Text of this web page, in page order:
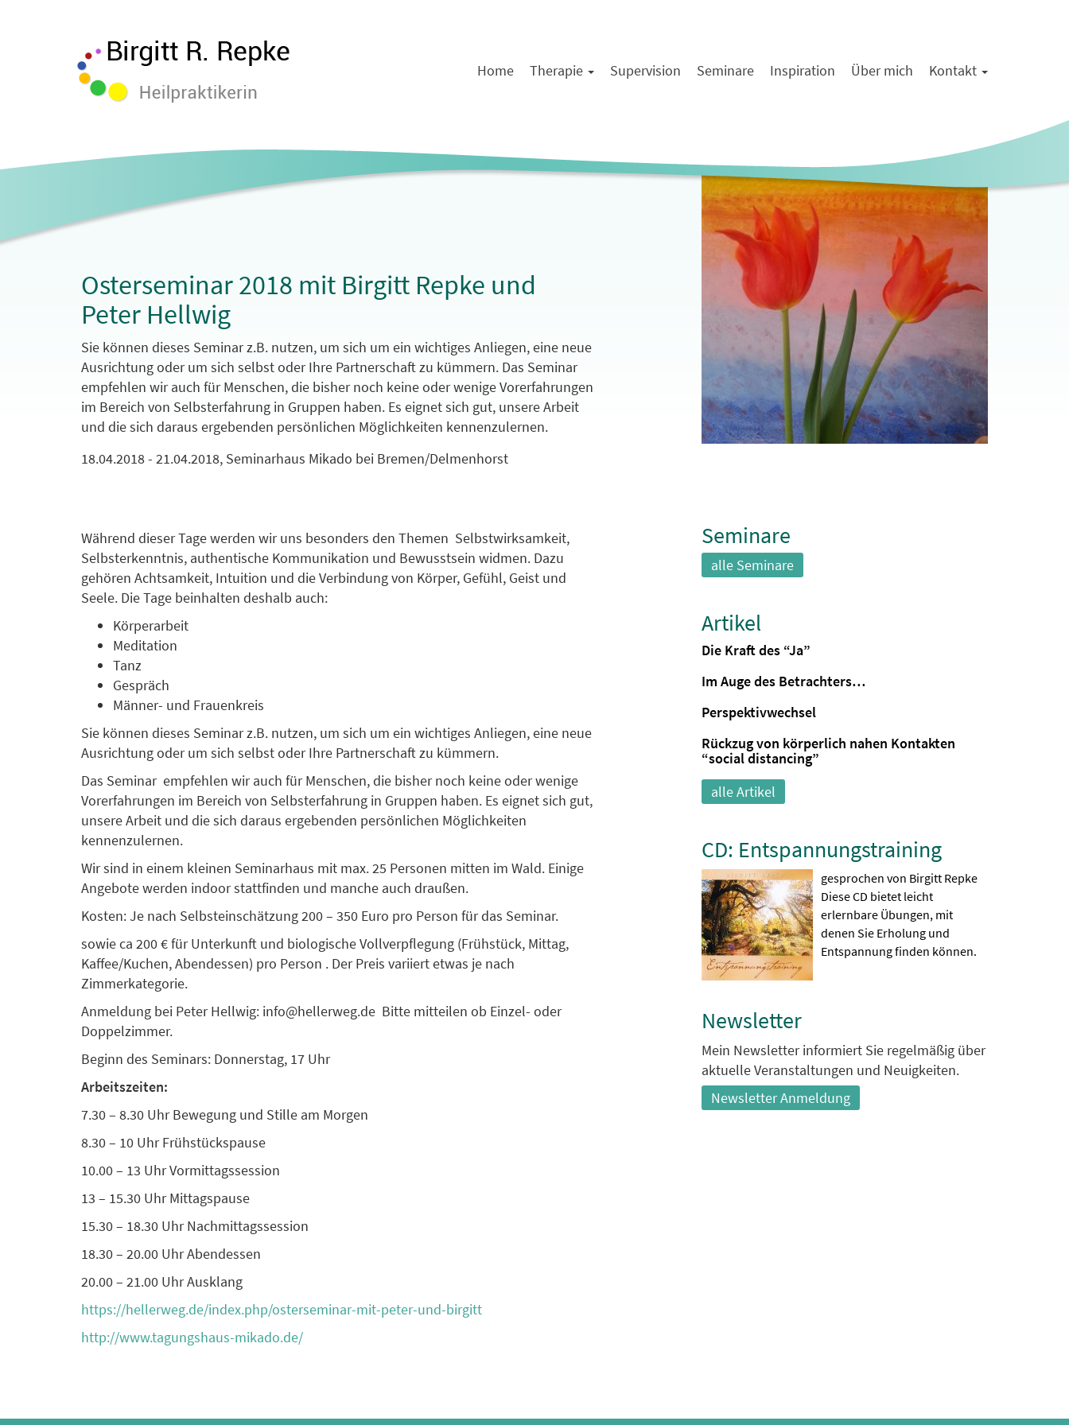
Home Therapie Supervision Seminare Inspiration Über mich Kontakt
Osterseminar 2018 mit Birgitt Repke und
Peter Hellwig
Sie können dieses Seminar z.B. nutzen, um sich um ein wichtiges Anliegen, eine neue
Ausrichtung oder um sich selbst oder Ihre Partnerschaft zu kümmern. Das Seminar
empfehlen wir auch für Menschen, die bisher noch keine oder wenige Vorerfahrungen
im Bereich von Selbsterfahrung in Gruppen haben. Es eignet sich gut, unsere Arbeit
und die sich daraus ergebenden persönlichen Möglichkeiten kennenzulernen.
18.04.2018 - 21.04.2018, Seminarhaus Mikado bei Bremen/Delmenhorst
Während dieser Tage werden wir uns besonders den Themen Selbstwirksamkeit,
Selbsterkenntnis, authentische Kommunikation und Bewusstsein widmen. Dazu
gehören Achtsamkeit, Intuition und die Verbindung von Körper, Gefühl, Geist und
Seele. Die Tage beinhalten deshalb auch:
Körperarbeit
Meditation
Tanz
Gespräch
Männer- und Frauenkreis
Sie können dieses Seminar z.B. nutzen, um sich um ein wichtiges Anliegen, eine neue
Ausrichtung oder um sich selbst oder Ihre Partnerschaft zu kümmern.
Das Seminar empfehlen wir auch für Menschen, die bisher noch keine oder wenige
Vorerfahrungen im Bereich von Selbsterfahrung in Gruppen haben. Es eignet sich gut,
unsere Arbeit und die sich daraus ergebenden persönlichen Möglichkeiten
kennenzulernen.
Wir sind in einem kleinen Seminarhaus mit max. 25 Personen mitten im Wald. Einige
Angebote werden indoor stattfinden und manche auch draußen.
Kosten: Je nach Selbsteinschätzung 200 – 350 Euro pro Person für das Seminar.
sowie ca 200 € für Unterkunft und biologische Vollverpflegung (Frühstück, Mittag,
Kaffee/Kuchen, Abendessen) pro Person . Der Preis variiert etwas je nach
Zimmerkategorie.
Anmeldung bei Peter Hellwig: info@hellerweg.de Bitte mitteilen ob Einzel- oder
Doppelzimmer.
Beginn des Seminars: Donnerstag, 17 Uhr
Arbeitszeiten:
7.30 – 8.30 Uhr Bewegung und Stille am Morgen
8.30 – 10 Uhr Frühstückspause
10.00 – 13 Uhr Vormittagssession
13 – 15.30 Uhr Mittagspause
15.30 – 18.30 Uhr Nachmittagssession
18.30 – 20.00 Uhr Abendessen
20.00 – 21.00 Uhr Ausklang
https://hellerweg.de/index.php/osterseminar-mit-peter-und-birgitt
http://www.tagungshaus-mikado.de/
Seminare
alle Seminare
Artikel
Die Kraft des “Ja”
Im Auge des Betrachters…
Perspektivwechsel
Rückzug von körperlich nahen Kontakten
“social distancing”
alle Artikel
CD: Entspannungstraining
gesprochen von Birgitt Repke
Diese CD bietet leicht
erlernbare Übungen, mit
denen Sie Erholung und
Entspannung finden können.
Newsletter
Mein Newsletter informiert Sie regelmäßig über
aktuelle Veranstaltungen und Neuigkeiten.
Newsletter Anmeldung